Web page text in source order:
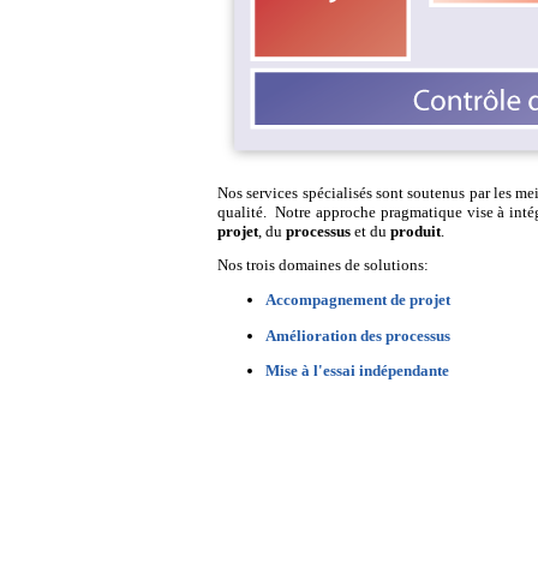
Nos services spécialisés sont soutenus par les
qualité. Notre approche pragmatique vise à
projet, du processus et du produit.
Nos trois domaines de solutions:
Accompagnement de projet
Amélioration des processus
Mise à l'essai indépendante